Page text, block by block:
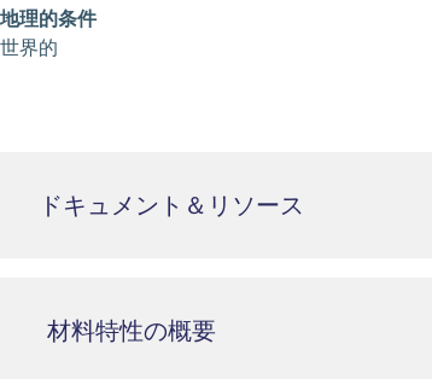
地理的条件
世界的
ドキュメント＆リソース
材料特性の概要